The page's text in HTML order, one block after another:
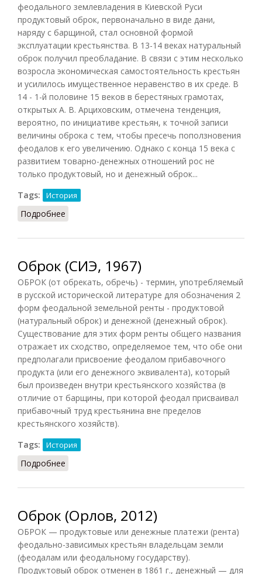
феодального землевладения в Киевской Руси
продуктовый оброк, первоначально в виде дани,
наряду с барщиной, стал основной формой
эксплуатации крестьянства. В 13-14 веках натуральный
оброк получил преобладание. В связи с этим несколько
возросла экономическая самостоятельность крестьян
и усилилось имущественное неравенство в их среде. В
14 - 1-й половине 15 веков в берестяных грамотах,
открытых А. В. Арциховским, отмечена тенденция,
вероятно, по инициативе крестьян, к точной записи
величины оброка с тем, чтобы пресечь поползновения
феодалов к его увеличению. Однако с конца 15 века с
развитием товарно-денежных отношений рос не
только продуктовый, но и денежный оброк...
Tags:
История
Подробнее
Оброк (СИЭ, 1967)
ОБРОК (от обрекать, обречь) - термин, употребляемый
в русской исторической литературе для обозначения 2
форм феодальной земельной ренты - продуктовой
(натуральный оброк) и денежной (денежный оброк).
Существование для этих форм ренты общего названия
отражает их сходство, определяемое тем, что обе они
предполагали присвоение феодалом прибавочного
продукта (или его денежного эквивалента), который
был произведен внутри крестьянского хозяйства (в
отличие от барщины, при которой феодал присваивал
прибавочный труд крестьянина вне пределов
крестьянского хозяйств).
Tags:
История
Подробнее
Оброк (Орлов, 2012)
ОБРОК — продуктовые или денежные платежи (рента)
феодально-зависимых крестьян владельцам земли
(феодалам или феодальному государству).
Продуктовый оброк отменен в 1861 г., денежный — для